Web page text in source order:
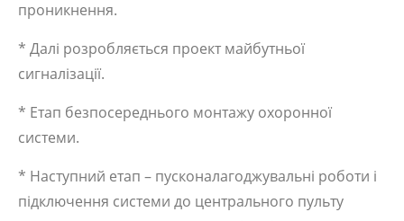
проникнення.
* Далі розробляється проект майбутньої
сигналізації.
* Етап безпосереднього монтажу охоронної
системи.
* Наступний етап – пусконалагоджувальні роботи і
підключення системи до центрального пульту